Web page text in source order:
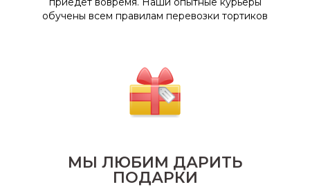
обучены всем правилам перевозки тортиков
МЫ ЛЮБИМ ДАРИТЬ
ПОДАРКИ